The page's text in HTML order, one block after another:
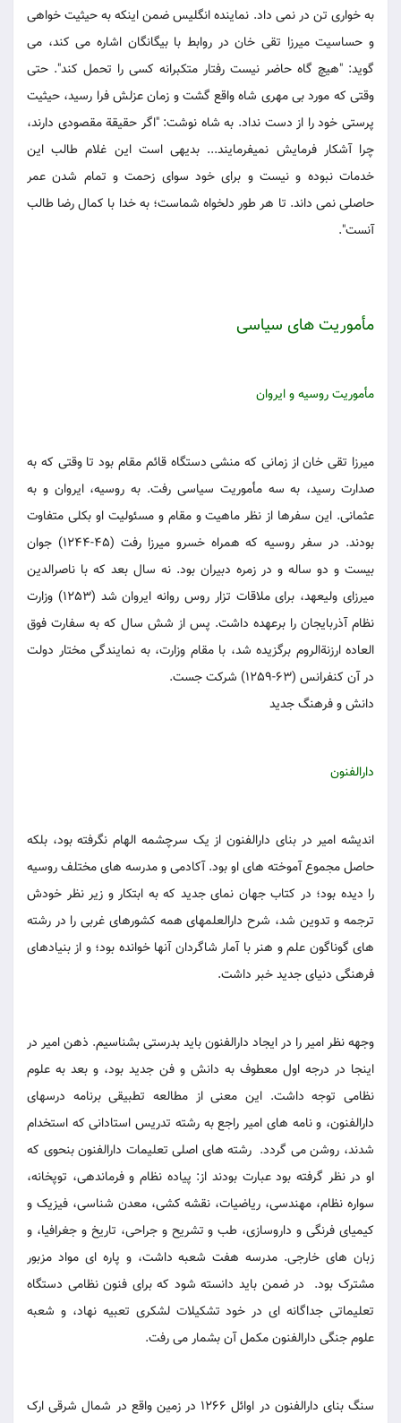
به خواری تن در نمی داد. نماینده انگلیس ضمن اینکه به حیثیت خواهی
و حساسیت میرزا تقی خان در روابط با بیگانگان اشاره می کند، می
گوید: "هیچ گاه حاضر نیست رفتار متکبرانه کسی را تحمل کند". حتی
وقتی که مورد بی مهری شاه واقع گشت و زمان عزلش فرا رسید، حیثیت
پرستی خود را از دست نداد. به شاه نوشت: "اگر حقیقة مقصودی دارند،
چرا آشکار فرمایش نمیفرمایند... بدیهی است این غلام طالب این
خدمات نبوده و نیست و برای خود سوای زحمت و تمام شدن عمر
حاصلی نمی داند. تا هر طور دلخواه شماست؛ به خدا با کمال رضا طالب
آنست".
مأموریت های سیاسی
مأموریت روسیه و ایروان
میرزا تقی خان از زمانی که منشی دستگاه قائم مقام بود تا وقتی که به
صدارت رسید، به سه مأموریت سیاسی رفت. به روسیه، ایروان و به
عثمانی. این سفرها از نظر ماهیت و مقام و مسئولیت او بکلی متفاوت
بودند. در سفر روسیه که همراه خسرو میرزا رفت (45-1244) جوان
بیست و دو ساله و در زمره دبیران بود. نه سال بعد که با ناصرالدین
میرزای ولیعهد، برای ملاقات تزار روس روانه ایروان شد (1253) وزارت
نظام آذربایجان را برعهده داشت. پس از شش سال که به سفارت فوق
العاده ارزنةالروم برگزیده شد، با مقام وزارت، به نمایندگی مختار دولت
در آن کنفرانس (63-1259) شرکت جست.
دانش و فرهنگ جدید
دارالفنون
اندیشه امیر در بنای دارالفنون از یک سرچشمه الهام نگرفته بود، بلکه
حاصل مجموع آموخته های او بود. آکادمی و مدرسه های مختلف روسیه
را دیده بود؛ در کتاب جهان نمای جدید که به ابتکار و زیر نظر خودش
ترجمه و تدوین شد، شرح دارالعلمهای همه کشورهای غربی را در رشته
های گوناگون علم و هنر با آمار شاگردان آنها خوانده بود؛ و از بنیادهای
فرهنگی دنیای جدید خبر داشت.
وجهه نظر امیر را در ایجاد دارالفنون باید بدرستی بشناسیم. ذهن امیر در
اینجا در درجه اول معطوف به دانش و فن جدید بود، و بعد به علوم
نظامی توجه داشت. این معنی از مطالعه تطبیقی برنامه درسهای
دارالفنون، و نامه های امیر راجع به رشته تدریس استادانی که استخدام
شدند، روشن می گردد. رشته های اصلی تعلیمات دارالفنون بنحوی که
او در نظر گرفته بود عبارت بودند از: پیاده نظام و فرماندهی، توپخانه،
سواره نظام، مهندسی، ریاضیات، نقشه کشی، معدن شناسی، فیزیک و
کیمیای فرنگی و داروسازی، طب و تشریح و جراحی، تاریخ و جغرافیا، و
زبان های خارجی. مدرسه هفت شعبه داشت، و پاره ای مواد مزبور
مشترک بود. در ضمن باید دانسته شود که برای فنون نظامی دستگاه
تعلیماتی جداگانه ای در خود تشکیلات لشکری تعبیه نهاد، و شعبه
علوم جنگی دارالفنون مکمل آن بشمار می رفت.
سنگ بنای دارالفنون در اوائل 1266 در زمین واقع در شمال شرقی ارک